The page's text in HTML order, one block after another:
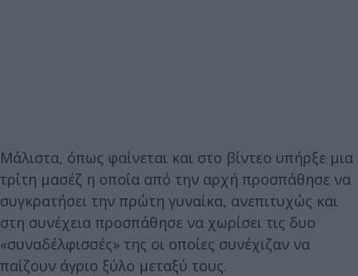
Μάλιστα, όπως φαίνεται και στο βίντεο υπήρξε μια
τρίτη μασέζ η οποία από την αρχή προσπάθησε να
συγκρατήσει την πρώτη γυναίκα, ανεπιτυχώς και
στη συνέχεια προσπάθησε να χωρίσει τις δυο
«συναδέλφισσές» της οι οποίες συνέχιζαν να
παίζουν άγριο ξύλο μεταξύ τους.